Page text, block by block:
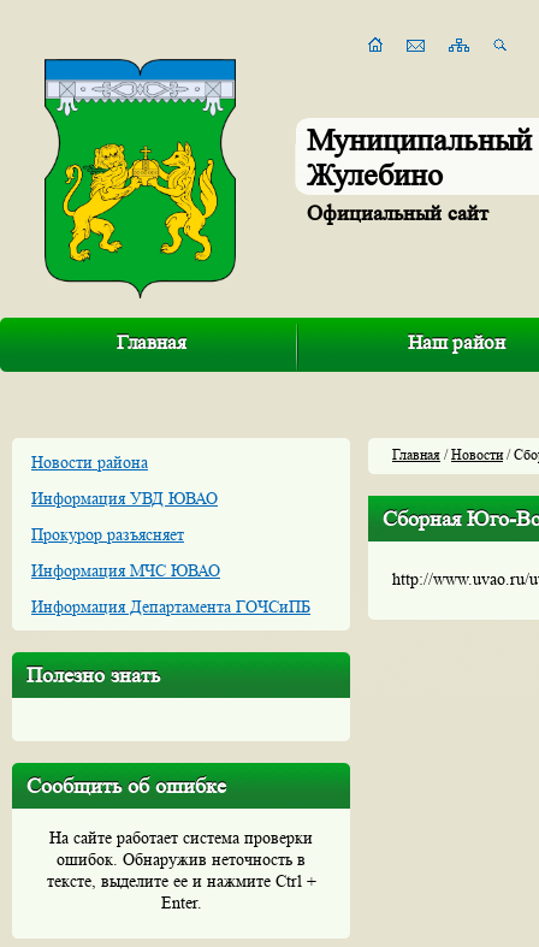
Муниципальный
Жулебино
Официальный сайт
Главная Наш район
Новости района
Информация УВД ЮВАО
Прокурор разъясняет
Информация МЧС ЮВАО
Информация Департамента ГОЧСиПБ
Полезно знать
Сообщить об ошибке
На сайте работает система проверки
ошибок. Обнаружив неточность в
тексте, выделите ее и нажмите Ctrl +
Enter.
Главная /Новости/
Сборная Юго-
http://www.uvao.ru/